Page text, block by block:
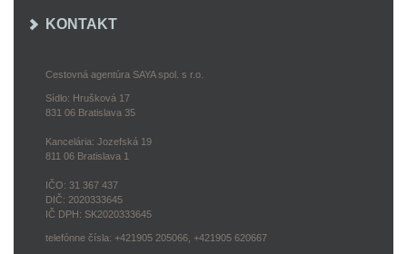
KONTAKT
Cestovná agentúra SAYA spol. s r.o.
Sídlo: Hrušková 17
831 06 Bratislava 35
Kancelária: Jozefská 19
811 06 Bratislava 1
IČO: 31 367 437
DIČ: 2020333645
IČ DPH: SK2020333645
telefónne čísla: +421905 205066, +421905 620667